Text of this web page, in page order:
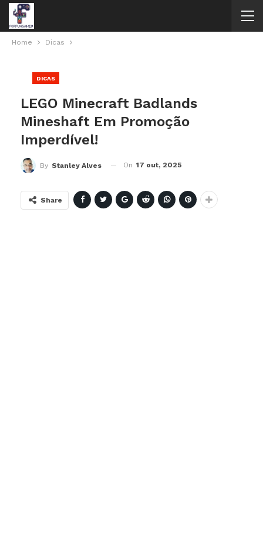
Home Dicas
DICAS
LEGO Minecraft Badlands
Mineshaft Em Promoção
Imperdível!
By Stanley Alves On 17 out, 2025
Share